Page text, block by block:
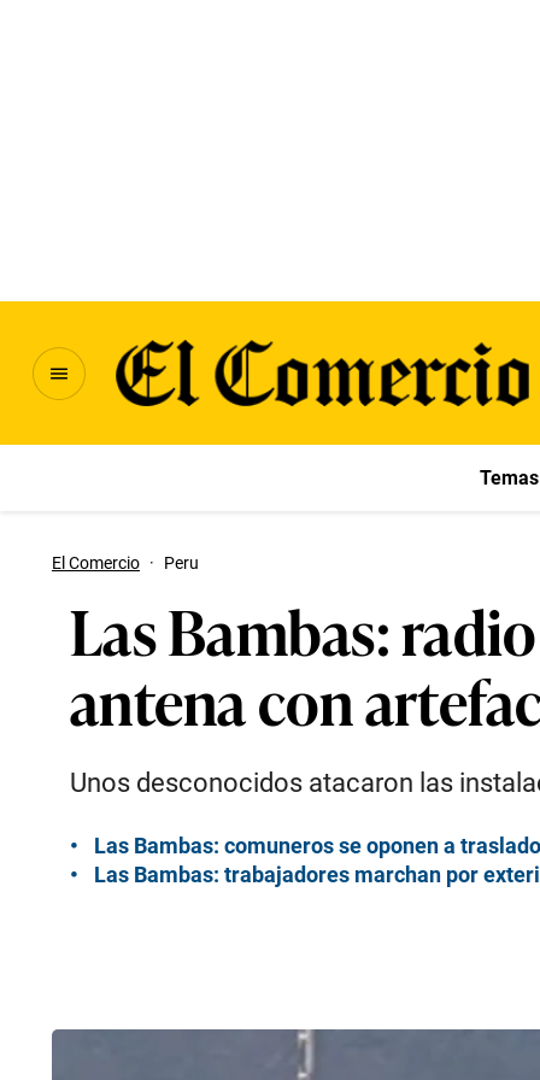
El Comercio · Peru
Las Bambas:
antena con
Unos desconocidos atacaron las
Las Bambas: comuneros se oponen a
Las Bambas: trabajadores marchan por